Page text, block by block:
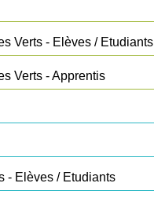
Verts - Elèves / Etudiants
Verts - Apprentis
- Elèves / Etudiants